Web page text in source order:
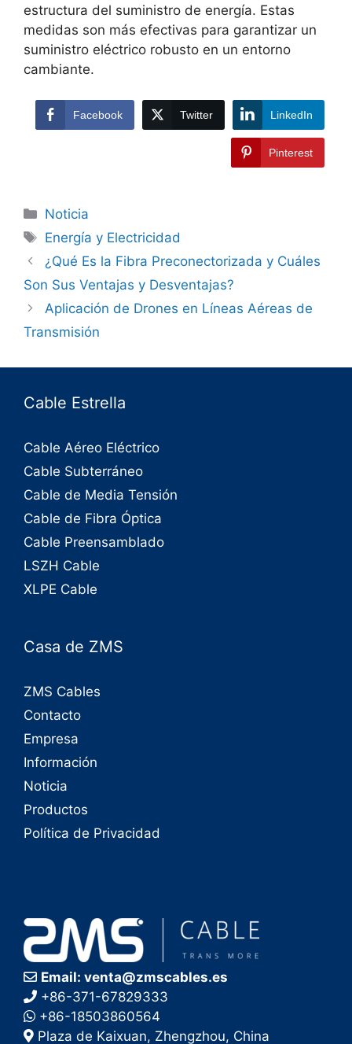
estructura del suministro de energía. Estas
medidas son más efectivas para garantizar un
suministro eléctrico robusto en un entorno
cambiante.
Facebook Twitter LinkedIn
Pinterest
Noticia
Energía y Electricidad
¿Qué Es la Fibra Preconectorizada y Cuáles
Son Sus Ventajas y Desventajas?
Aplicación de Drones en Líneas Aéreas de
Transmisión
Cable Estrella
Cable Aéreo Eléctrico
Cable Subterráneo
Cable de Media Tensión
Cable de Fibra Óptica
Cable Preensamblado
LSZH Cable
XLPE Cable
Casa de ZMS
ZMS Cables
Contacto
Empresa
Información
Noticia
Productos
Política de Privacidad
Email: venta@zmscables.es
+86-371-67829333
+86-18503860564
Plaza de Kaixuan, Zhengzhou, China